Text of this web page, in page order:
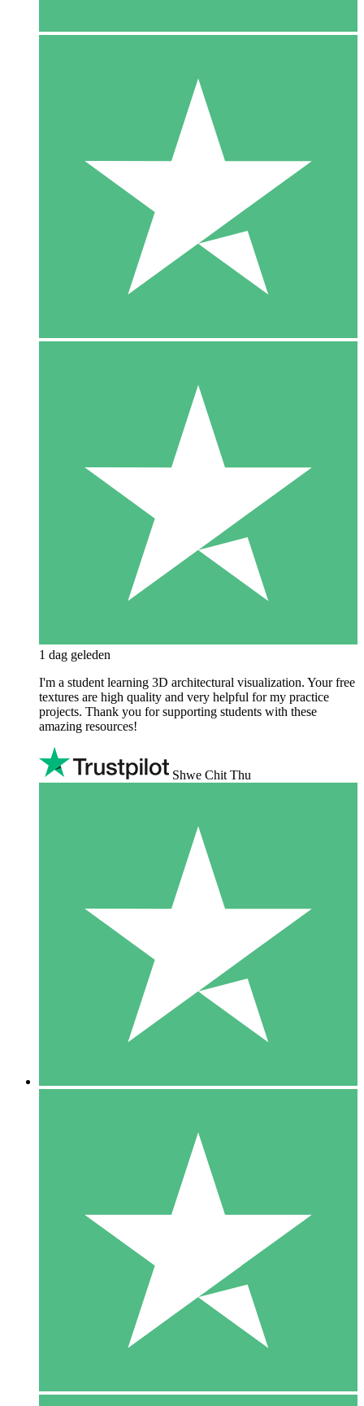
1 dag geleden
I'm a student learning 3D architectural visualization. Your free
textures are high quality and very helpful for my practice
projects. Thank you for supporting students with these
amazing resources!
Shwe Chit Thu